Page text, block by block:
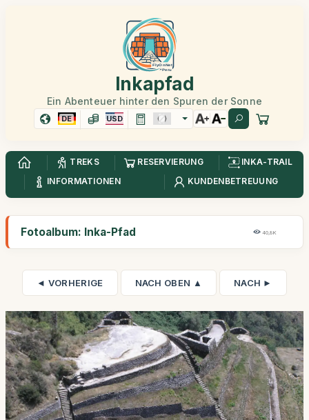
Inkapfad
Ein Abenteuer hinter den Spuren der Sonne
DE USD
TREKS RESERVIERUNG
INKA-TRAIL
INFORMATIONEN
KUNDENBETREUUNG
Fotoalbum: Inka-Pfad 40,8K
◄ VORHERIGE NACH OBEN ▲ NACH ►